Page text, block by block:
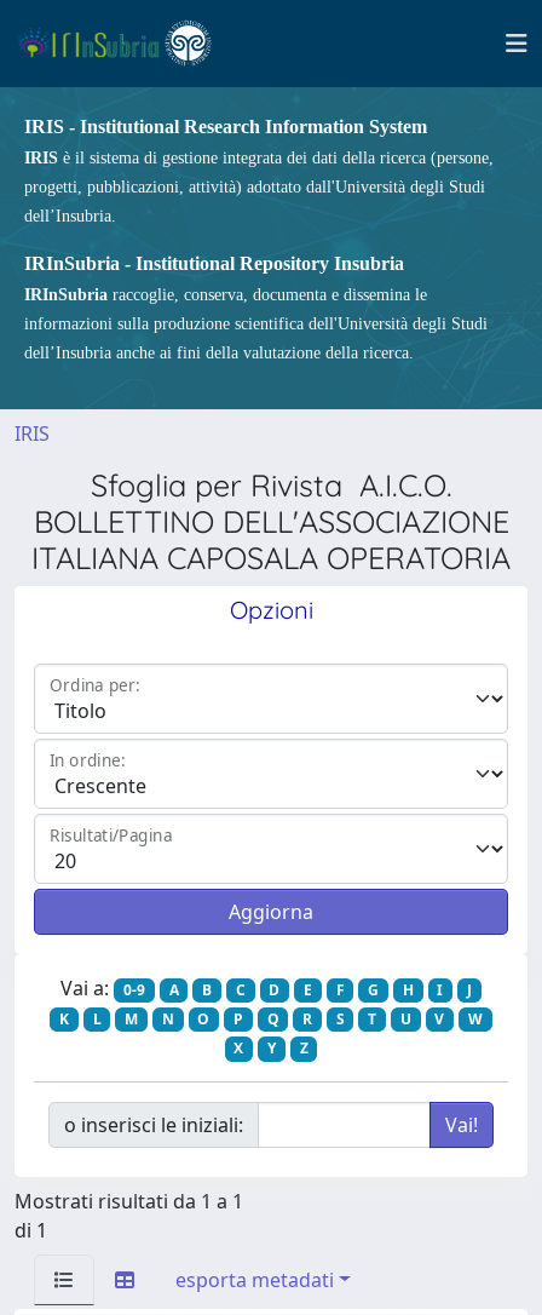
IRIS - Institutional Research Information System
IRIS è il sistema di gestione integrata dei dati della ricerca (persone,
progetti, pubblicazioni, attività) adottato dall'Università degli Studi
dell’Insubria.
IRInSubria - Institutional Repository Insubria
IRInSubria raccoglie, conserva, documenta e dissemina le
informazioni sulla produzione scientifica dell'Università degli Studi
dell’Insubria anche ai fini della valutazione della ricerca.
IRIS
Sfoglia per Rivista A.I.C.O.
BOLLETTINO DELL'ASSOCIAZIONE
ITALIANA CAPOSALA OPERATORIA
Opzioni
Ordina per:
In ordine:
Risultati/Pagina
Vai a: 0-9 A B C D E F G H I
J
K
L M N O P Q R S T U V
W
X
Y Z
o inserisci le iniziali:
Mostrati risultati da 1 a 1
di 1
esporta metadati